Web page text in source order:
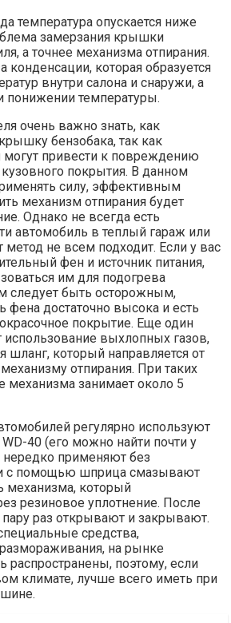
температура опускается ниже
замерзания крышки
а точнее механизма отпирания.
конденсации, которая образуется
внутри салона и снаружи, а
понижении температуры.
очень важно знать, как
бензобака, так как
привести к повреждению
покрытия. В данном
силу, эффективным
механизм отпирания будет
Однако не всегда есть
автомобиль в теплый гараж или
метод не всем подходит. Если у вас
фен и источник питания,
им для подогрева
следует быть осторожным,
фена достаточно высока и есть
покрытие. Еще один
использование выхлопных газов,
шланг, который направляется от
отпирания. При таких
механизма занимает около 5
регулярно используют
40 (его можно найти почти у
нередко применяют без
с помощью шприца смазывают
механизма, который
резиновое уплотнение. После
раз открывают и закрывают.
средства,
на рынке
распространены, поэтому, если
климате, лучше всего иметь при